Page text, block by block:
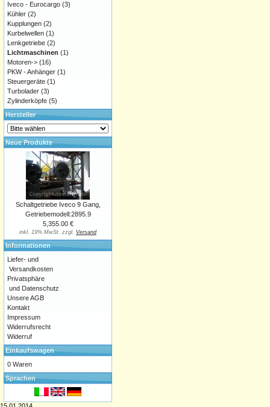
Iveco - Eurocargo (3)
Kühler (2)
Kupplungen (2)
Kurbelwellen (1)
Lenkgetriebe (2)
Lichtmaschinen (1)
Motoren-> (16)
PKW - Anhänger (1)
Steuergeräte (1)
Turbolader (3)
Zylinderköpfe (5)
Hersteller
Neue Produkte
Schaltgetriebe Iveco 9 Gang,
Getriebemodell:2895.9
5,355.00 €
inkl. 19% MwSt. zzgl. Versand
Informationen
Liefer- und
Versandkosten
Privatsphäre
und Datenschutz
Unsere AGB
Kontakt
Impressum
Widerrufsrecht
Widerruf
Einkaufswagen
0 Waren
Sprachen